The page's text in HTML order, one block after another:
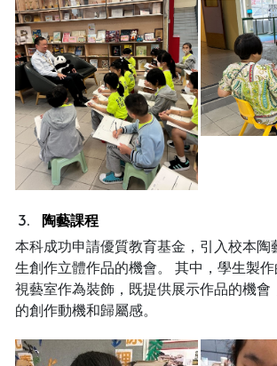
陶藝課程
本科成功申請優質教育基金，引入校本陶
生創作立體作品的機會。 其中，學生製
視藝室作為裝飾，既提供展示作品的機會
的創作動機和歸屬感。